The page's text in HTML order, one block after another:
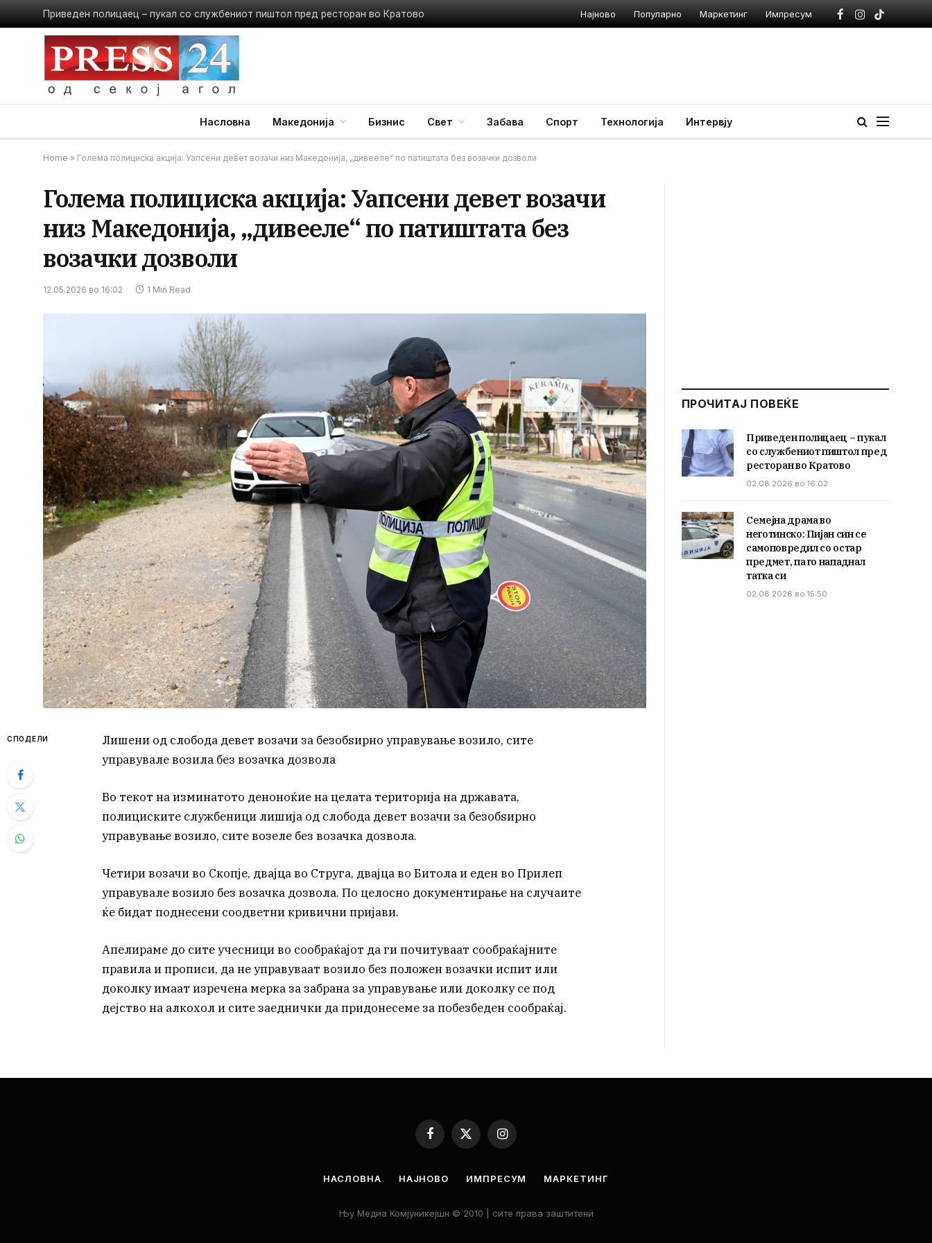
Приведен полицаец – пукал со службениот пиштол пред ресторан во Кратово Најново Популарно Маркетинг Импресум
Facebook
Instagram
TikTok
Насловна Македонија Бизнис Свет Забава Спорт Технологија Интервју
Home » Голема полициска акција: Уапсени девет возачи низ Македонија, „дивееле“ по патиштата без возачки дозволи
Голема полициска акција: Уапсени девет возачи
низ Македонија, „дивееле“ по патиштата без
возачки дозволи
12.05.2026 во 16:02 1 Min Read
СПОДЕЛИ
Лишени од слобода девет возачи за безобѕирно управување возило, сите
управувале возила без возачка дозвола
Во текот на изминатото деноноќие на целата територија на државата,
полициските службеници лишија од слобода девет возачи за безобѕирно
управување возило, сите возеле без возачка дозвола.
Четири возачи во Скопје, двајца во Струга, двајца во Битола и еден во Прилеп
управувале возило без возачка дозвола. По целосно документирање на случаите
ќе бидат поднесени соодветни кривични пријави.
Апелираме до сите учесници во сообраќајот да ги почитуваат сообраќајните
правила и прописи, да не управуваат возило без положен возачки испит или
доколку имаат изречена мерка за забрана за управување или доколку се под
дејство на алкохол и сите заеднички да придонесеме за побезбеден сообраќај.
ПРОЧИТАЈ ПОВЕЌЕ
Приведен полицаец – пукал
со службениот пиштол пред
ресторан во Кратово
02.08.2026 во 16:02
Семејна драма во
неготинско: Пијан син се
самоповредил со остар
предмет, па го нападнал
татка си
02.08.2026 во 15:50
Facebook
X
(Twitter)
Instagram
НАСЛОВНА НАЈНОВО ИМПРЕСУМ МАРКЕТИНГ
Њу Медиа Комјуникејшн © 2010 | сите права заштитени